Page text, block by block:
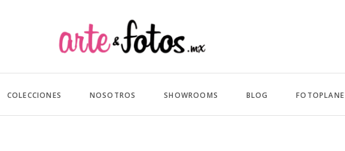
COLECCIONES NOSOTROS SHOWROOMS BLOG